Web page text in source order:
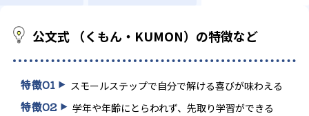
公文式 （くもん・KUMON）の特徴など
特徴01 スモールステップで自分で解ける喜びが味わえる
特徴02 学年や年齢にとらわれず、先取り学習ができる